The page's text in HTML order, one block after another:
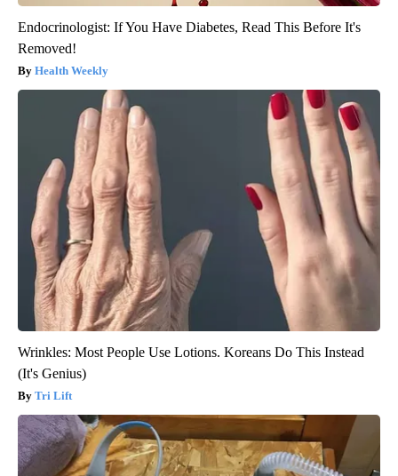
Endocrinologist: If You Have Diabetes, Read This Before It's
Removed!
Health Weekly
Wrinkles: Most People Use Lotions. Koreans Do This Instead
(It's Genius)
Tri Lift